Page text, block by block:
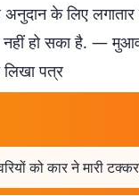
के लिए लगातार
हो सका है. —
पत्र
को कार ने मारी